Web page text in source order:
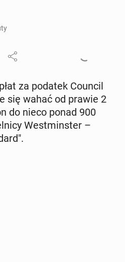
za podatek Council
się wahać od prawie 2
do nieco ponad 900
West­min­ster –